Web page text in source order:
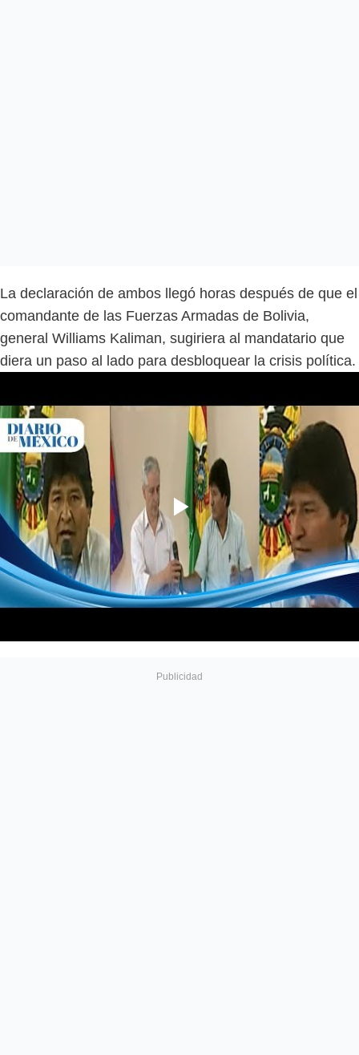
La declaración de ambos llegó horas después de que el
comandante de las Fuerzas Armadas de Bolivia,
general Williams Kaliman, sugiriera al mandatario que
diera un paso al lado para desbloquear la crisis política.